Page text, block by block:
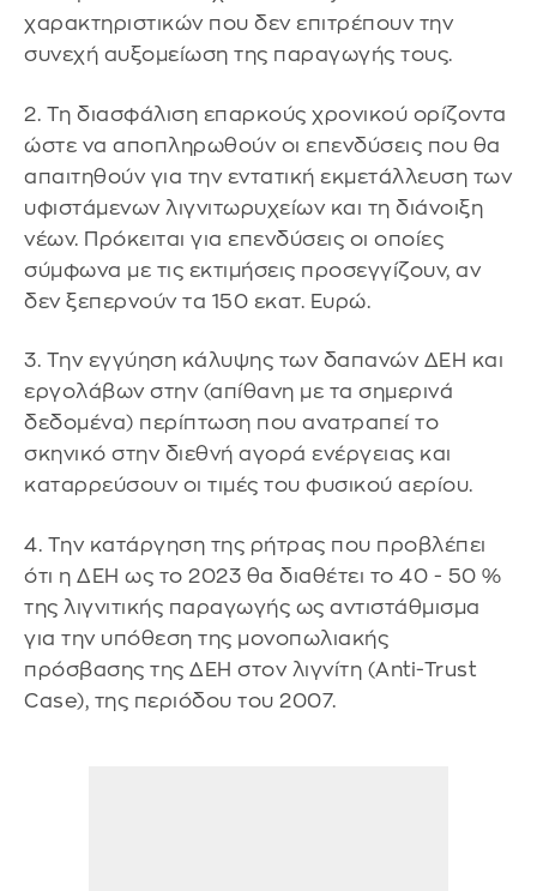
χαρακτηριστικών που δεν επιτρέπουν την
συνεχή αυξομείωση της παραγωγής τους.
2. Τη διασφάλιση επαρκούς χρονικού ορίζοντα
ώστε να αποπληρωθούν οι επενδύσεις που θα
απαιτηθούν για την εντατική εκμετάλλευση των
υφιστάμενων λιγνιτωρυχείων και τη διάνοιξη
νέων. Πρόκειται για επενδύσεις οι οποίες
σύμφωνα με τις εκτιμήσεις προσεγγίζουν, αν
δεν ξεπερνούν τα 150 εκατ. Ευρώ.
3. Την εγγύηση κάλυψης των δαπανών ΔΕΗ και
εργολάβων στην (απίθανη με τα σημερινά
δεδομένα) περίπτωση που ανατραπεί το
σκηνικό στην διεθνή αγορά ενέργειας και
καταρρεύσουν οι τιμές του φυσικού αερίου.
4. Την κατάργηση της ρήτρας που προβλέπει
ότι η ΔΕΗ ως το 2023 θα διαθέτει το 40 - 50 %
της λιγνιτικής παραγωγής ως αντιστάθμισμα
για την υπόθεση της μονοπωλιακής
πρόσβασης της ΔΕΗ στον λιγνίτη (Anti-Trust
Case), της περιόδου του 2007.